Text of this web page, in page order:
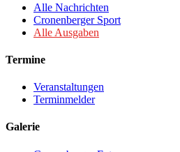
Alle Nachrichten
Cronenberger Sport
Alle Ausgaben
Termine
Veranstaltungen
Terminmelder
Galerie